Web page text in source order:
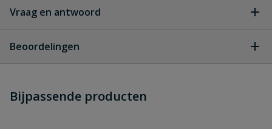
Type aansluiting camlock v-deel
Materiaal
Vraag en antwoord
dit product?
Beoordelingen
Schrijf zelf een beoordeling
Bijpassende producten